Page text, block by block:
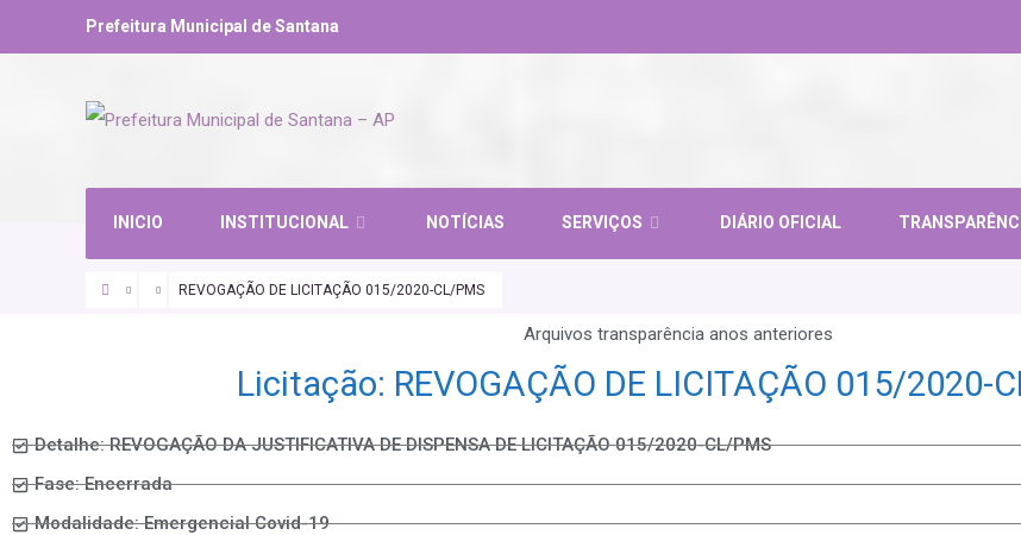
Prefeitura Municipal de Santana
INICIO INSTITUCIONAL NOTÍCIAS SERVIÇOS DIÁRIO OFICIAL
REVOGAÇÃO DE LICITAÇÃO 015/2020-CL/PMS
Arquivos transparência anos anteriores
Licitação: REVOGAÇÃO DE LICITAÇÃO 015/2020-
Detalhe: REVOGAÇÃO DA JUSTIFICATIVA DE DISPENSA DE LICITAÇÃO 015/2020-CL/PMS
Fase: Encerrada
Modalidade: Emergencial Covid-19